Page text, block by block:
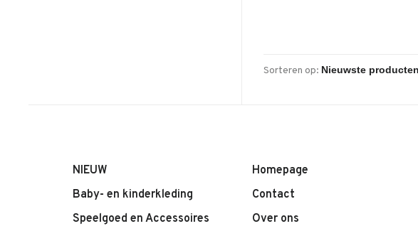
Sorteren op:
NIEUW
Baby- en kinderkleding
Speelgoed en Accessoires
Homepage
Contact
Over ons